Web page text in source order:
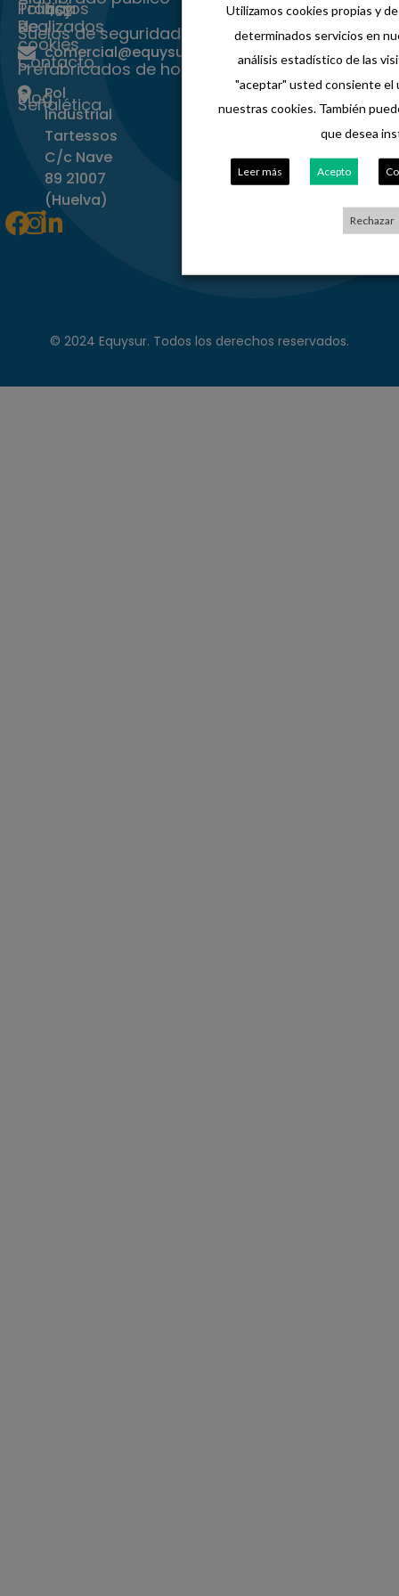
462
comercial@equysur.es
Pol
Industrial
Tartessos
C/c Nave
89 21007
(Huelva)
Facebook
Instagram
Linkedin-
Trabajos
Realizados
Contacto
Blog
Política
de
cookies
Suelos de seguridad
Prefabricados de hormigon
Señalética
© 2024 Equysur. Todos los derechos reservados.
Utilizamos cookies propias y
determinados servicios en
análisis estadístico de las
"aceptar" usted consiente el
nuestras cookies. También
que desea
Leer más Acepto
Rechazar